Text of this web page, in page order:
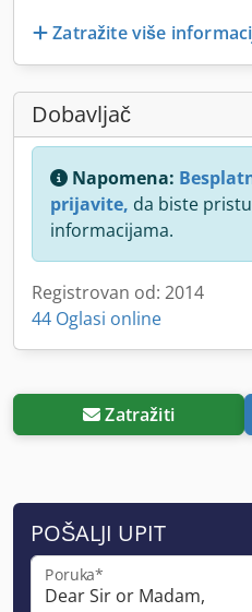
Zatražite više
Dobavljač
Napomena:
prijavite, da biste
informacijama.
Registrovan od: 2014
44 Oglasi online
Zatražiti
POŠALJI UPIT
Poruka*